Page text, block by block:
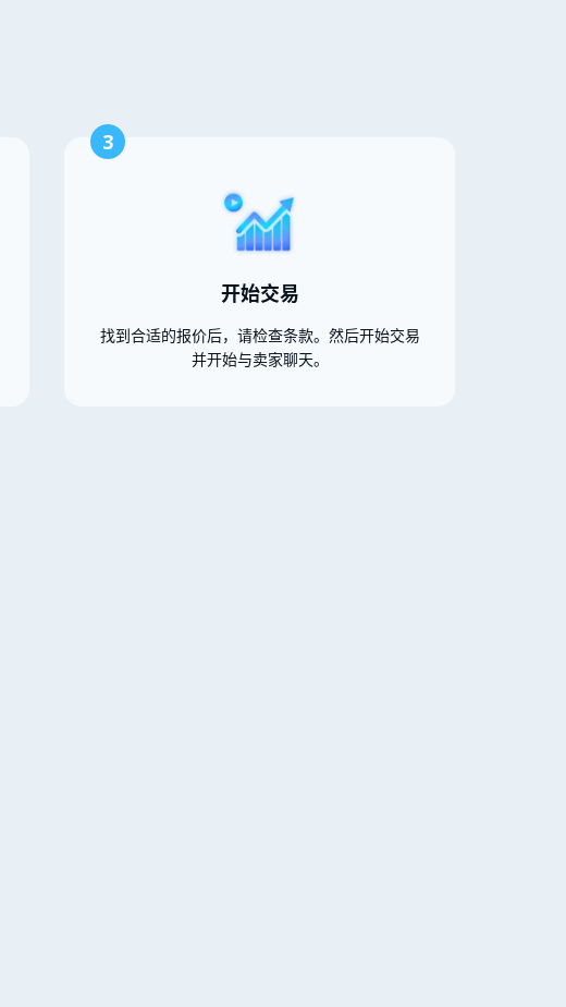
3
开始交易
找到合适的报价后，请检查条款。然后开始交易
并开始与卖家聊天。